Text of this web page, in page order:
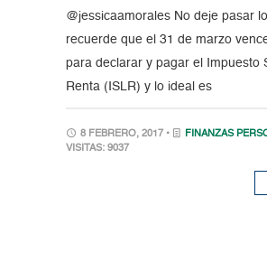
@jessicaamorales No deje pasar
recuerde que el 31 de marzo
para declarar y pagar el Impuesto
Renta (ISLR) y lo ideal es
8 FEBRERO, 2017 • FINANZAS
VISITAS: 9037